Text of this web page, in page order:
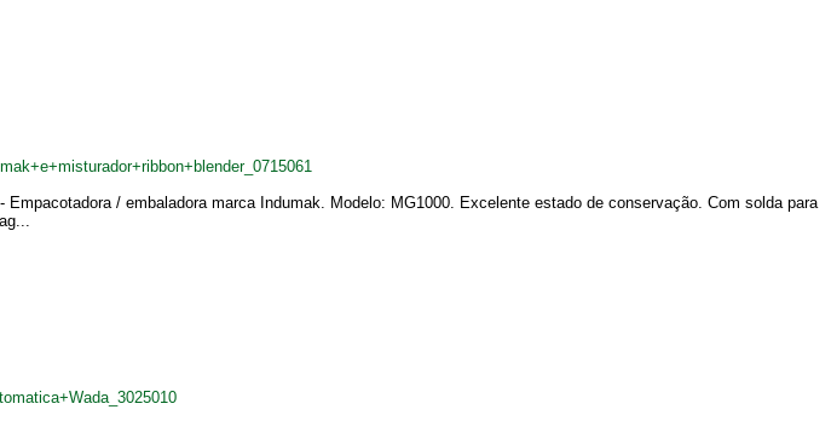
/ embaladora marca Indumak. Modelo: MG1000. Excelente estado de conservação. Com solda para